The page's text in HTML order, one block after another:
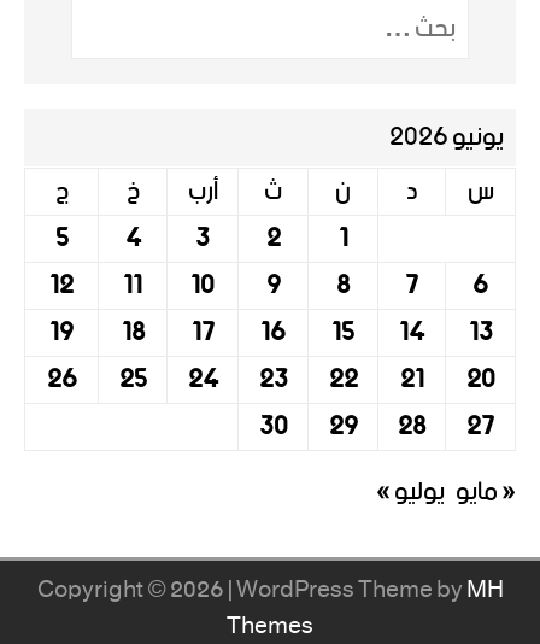
يونيو 2026
س
د ن ث أرب خ ج
1
2
3
4
5
6
7
8
9
10
11
12
13
14
15
16
17
18
19
20
21
22
23
24
25
26
27
28
29
30
« مايو يوليو »
Copyright © 2026 | WordPress Theme byMH
Themes